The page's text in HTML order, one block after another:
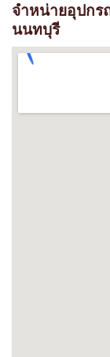
จำหน่ายอุปกร
นนทบุรี